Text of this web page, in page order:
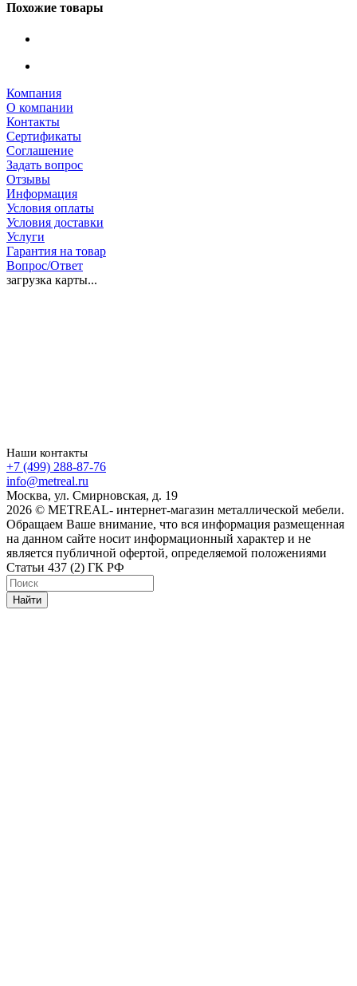
Похожие товары
Компания
О компании
Контакты
Сертификаты
Соглашение
Задать вопрос
Отзывы
Информация
Условия оплаты
Условия доставки
Услуги
Гарантия на товар
Вопрос/Ответ
загрузка карты...
Наши контакты
+7 (499) 288-87-76
info@metreal.ru
Москва, ул. Смирновская, д. 19
2026 © METREAL- интернет-магазин металлической мебели.
Обращаем Ваше внимание, что вся информация размещенная
на данном сайте носит информационный характер и не
является публичной офертой, определяемой положениями
Статьи 437 (2) ГК РФ
Найти